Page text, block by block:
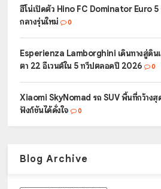
ฮีโน่เปิดตัว Hino FC Dominator Euro 5
กลางรุ่นใหม่
0
Esperienza Lamborghini เดินทางสู่ดิน
ตา 22 อีเวนต์ใน 5 ทวีปตลอดปี 2026
0
Xiaomi SkyNomad รถ SUV พื้นที่กว้างสุ
ฟังก์ชันได้ดั่งใจ
0
Blog Archive